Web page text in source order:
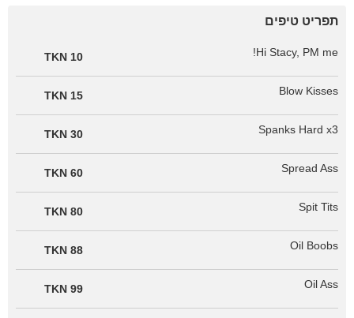
תפריט טיפים
Hi Stacy, PM me!
10 TKN
Blow Kisses
15 TKN
Spanks Hard x3
30 TKN
Spread Ass
60 TKN
Spit Tits
80 TKN
Oil Boobs
88 TKN
Oil Ass
99 TKN